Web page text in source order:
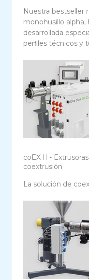
Nuestra bestseller
monohusillo alpha,
desarrollada
perﬁles técnicos y
coEX II -
coextrusión
La solución de